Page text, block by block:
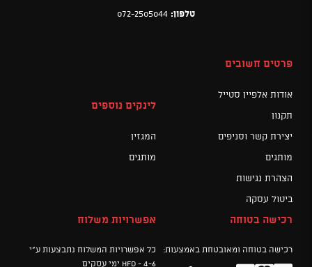
טלפון: 072-2505044
פרטים חשובים
אודות אלפיין סטייל
תקנון
יצירת קשר וסניפים
מותגים
הצהרת נגישות
ביטול עסקה
לינקים נוספים
המגזין
מותגים
רכישה בטוחה
רכישה בטוחה ומאובטחת באמצעות:
אפשרויות משלוח
כל אפשרויות המשלוח נתבצעות ע"י
HFD - 4-6 ימי עסקים